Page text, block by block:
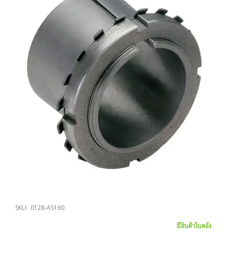
SKU: 0128-AS160
มีสินค้าในคลัง